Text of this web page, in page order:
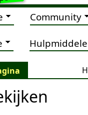
Community